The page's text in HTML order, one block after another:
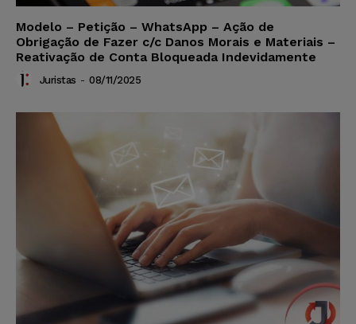
Modelo – Petição – WhatsApp – Ação de
Obrigação de Fazer c/c Danos Morais e Materiais –
Reativação de Conta Bloqueada Indevidamente
Juristas - 08/11/2025